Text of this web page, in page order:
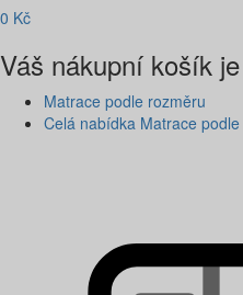
0 Kč
Váš nákupní košík
Matrace podle rozměru
Celá nabídka Matrace